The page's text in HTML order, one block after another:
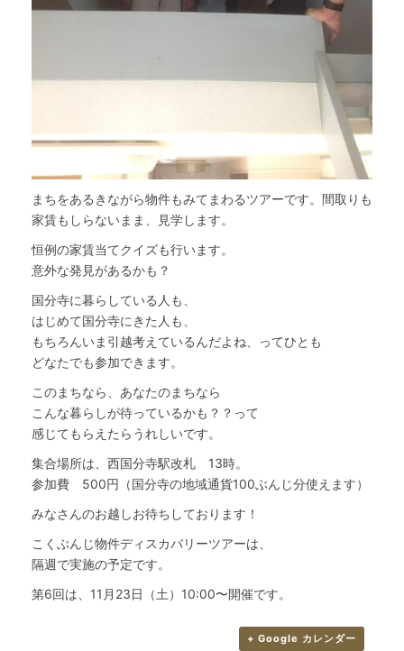
まちをあるきながら物件もみてまわるツアーです。間取りも
家賃もしらないまま、見学します。
恒例の家賃当てクイズも行います。
意外な発見があるかも？
国分寺に暮らしている人も、
はじめて国分寺にきた人も、
もちろんいま引越考えているんだよね、ってひとも
どなたでも参加できます。
このまちなら、あなたのまちなら
こんな暮らしが待っているかも？？って
感じてもらえたらうれしいです。
集合場所は、西国分寺駅改札 13時。
参加費 500円（国分寺の地域通貨100ぶんじ分使えます）
みなさんのお越しお待ちしております！
こくぶんじ物件ディスカバリーツアーは、
隔週で実施の予定です。
第6回は、11月23日（土）10:00〜開催です。
+ Google カレンダー